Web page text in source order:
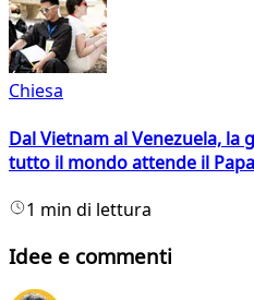
Chiesa
Dal Vietnam al Venezuela, la
tutto il mondo attende il
1 min di lettura
Idee e commenti